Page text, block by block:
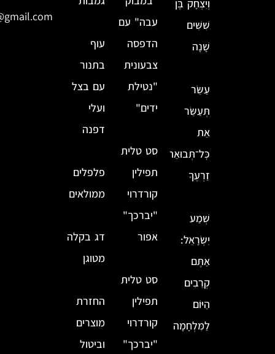
וְיִצְחָק בֶּן
שִׁשִּׁים
שָׁנָה
עַשֵּׂר
תְּעַשֵּׂר
אֵת
כׇּל־תְּבוּאַת
זַרְעֶךָ
שְׁמַע
יִשְׂרָאֵל:
אַתֶּם
קְרֵבִים
הַיּוֹם
לַמִּלְחָמָה
עבה" עם
הדפסה
צבעונית
"נטילת
ידים"
סט טלית
תפילין
קורדרוי
"יברכך"
אפור
סט טלית
תפילין
קורדרוי
"יברכך"
עוף
בתנור
עם בצל
ועלי
דפנה
פלפלים
ממולאים
דג בקלה
מטוגן
החזרת
מוצרים
וביטול